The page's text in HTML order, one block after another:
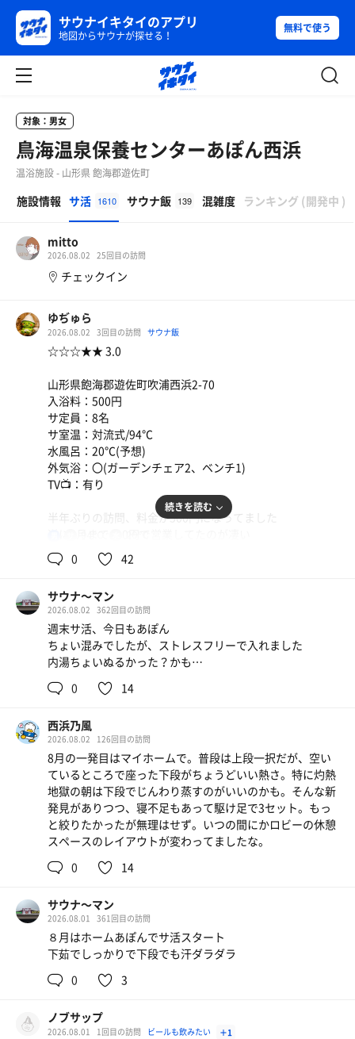
サウナイキタイのアプリ
地図からサウナが探せる！
無料で使う
対象：男女
鳥海温泉保養センターあぽん西浜
温浴施設 - 山形県 飽海郡遊佐町
施設情報 サ活 1610 サウナ飯 139 混雑度 ランキング (開発中 )
mitto
2026.08.02 25回目の訪問
チェックイン
ゆぢゅら
2026.08.02 3回目の訪問 サウナ飯
☆☆☆★★ 3.0
山形県飽海郡遊佐町吹浦西浜2-70
入浴料：500円
サ定員：8名
サ室温：対流式/94℃
水風呂：20℃(予想)
外気浴：‪‪〇‬(ガーデンチェア2、ベンチ1)
TV📺：有り
半年ぶりの訪問、料金が500円になってました
サ室はコの字の1段＋1辺だけ2段
ストーブ前のミニタオルを借りて
座面の汗を拭き取って出るのがあぽん仕様
8月なのに鳥海山経由の地下水は20℃くらい
山の力に感謝🙏
外気浴もいいけどここの内湯のイスはアディロン
塩梅良過ぎて6セット目に爆睡Zzz‥ᐝ
アディロンダックの角度を考えた人に
チェルシーあげたい🍬
8分くらい×7セット、滞在時間4時間┏○ﾍﾟｺｯ
※ココのロッカーの一部は番号の規則性を欠いています
上から〇段目くらいは覚えておかないと
ロッカー迷子になりますｗｗ
続きを読む
0 42
サウナ〜マン
2026.08.02 362回目の訪問
週末サ活、今日もあぽん
ちょい混みでしたが、ストレスフリーで入れました
内湯ちょいぬるかった？かも…
0
14
西浜乃風
2026.08.02 126回目の訪問
8月の一発目はマイホームで。普段は上段一択だが、空い
ているところで座った下段がちょうどいい熱さ。特に灼熱
地獄の朝は下段でじんわり蒸すのがいいのかも。そんな新
発見がありつつ、寝不足もあって駆け足で3セット。もっ
と絞りたかったが無理はせず。いつの間にかロビーの休憩
スペースのレイアウトが変わってましたな。
0
14
サウナ〜マン
2026.08.01 361回目の訪問
８月はホームあぽんでサ活スタート
下茹でしっかりで下段でも汗ダラダラ
0
3
ノブサップ
2026.08.01 1回目の訪問 ビールも飲みたい ＋1